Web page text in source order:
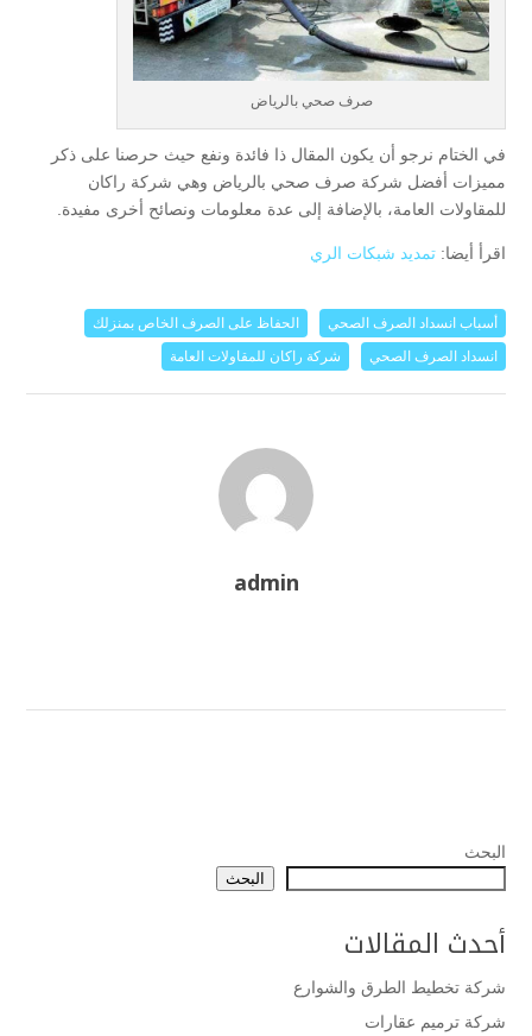
صرف صحي بالرياض
في الختام نرجو أن يكون المقال ذا فائدة ونفع حيث حرصنا على ذكر
مميزات أفضل شركة صرف صحي بالرياض وهي شركة راكان
للمقاولات العامة، بالإضافة إلى عدة معلومات ونصائح أخرى مفيدة.
اقرأ أيضا: تمديد شبكات الري
أسباب انسداد الصرف الصحي
الحفاظ على الصرف الخاص بمنزلك
انسداد الصرف الصحي
شركة راكان للمقاولات العامة
admin
البحث
البحث
أحدث المقالات
شركة تخطيط الطرق والشوارع
شركة ترميم عقارات